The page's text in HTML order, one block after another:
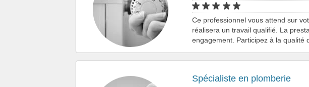
Ce professionnel vous attend sur
réalisera un travail qualifié. La
engagement. Participez à la qualité
Spécialiste en plomberie